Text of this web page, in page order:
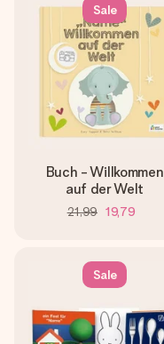
Sale
Buch - Willkommen
auf der Welt
21,99 19,79
Sale